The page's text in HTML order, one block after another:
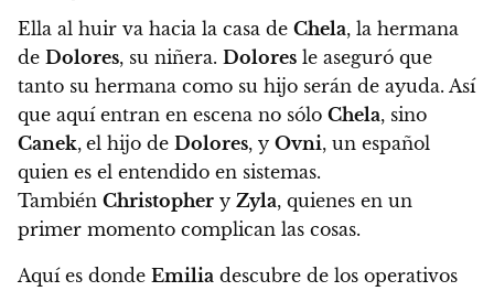
Ella al huir va hacia la casa de Chela, la hermana
de Dolores, su niñera. Dolores le aseguró que
tanto su hermana como su hijo serán de ayuda. Así
que aquí entran en escena no sólo Chela, sino
Canek, el hijo de Dolores, y Ovni, un español
quien es el entendido en sistemas.
También Christopher y Zyla, quienes en un
primer momento complican las cosas.
Aquí es donde Emilia descubre de los operativos